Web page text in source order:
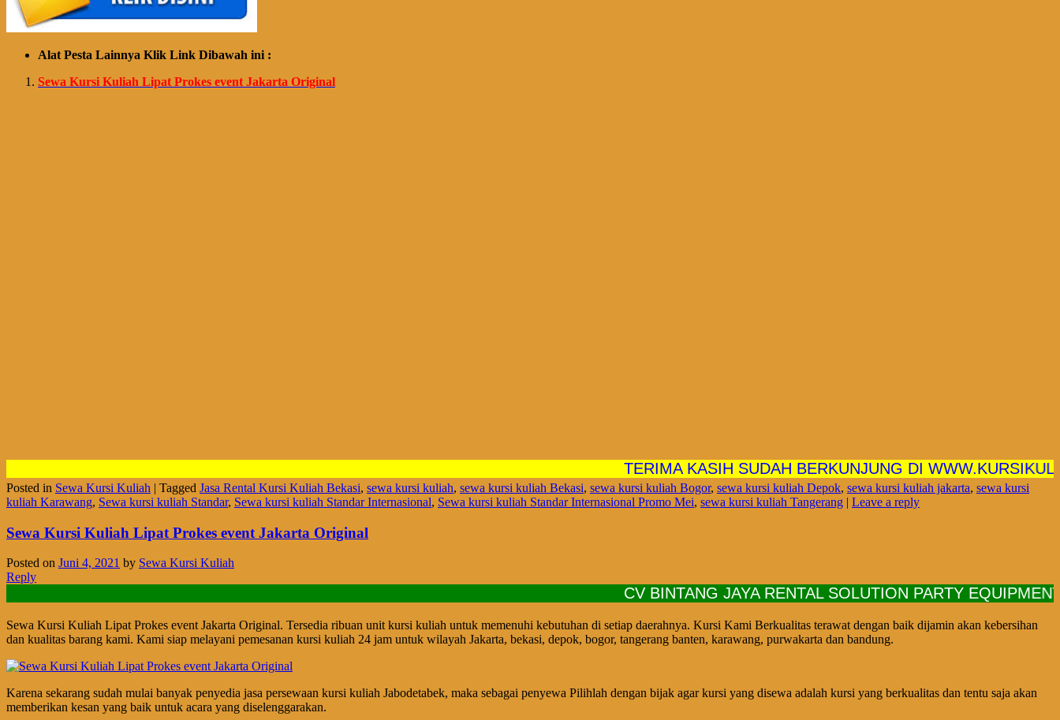
Alat Pesta Lainnya Klik Link Dibawah ini :
Sewa Kursi Kuliah Lipat Prokes event Jakarta Original
TERIMA KASIH SUDAH BERKUNJUNG DI
Posted in Sewa Kursi Kuliah | Tagged Jasa Rental Kursi Kuliah Bekasi, sewa kursi kuliah, sewa kursi kuliah Bekasi, sewa kursi kuliah Bogor, sewa kursi kuliah Depok, sewa kursi kuliah jakarta, sewa kursi
kuliah Karawang, Sewa kursi kuliah Standar, Sewa kursi kuliah Standar Internasional, Sewa kursi kuliah Standar Internasional Promo Mei, sewa kursi kuliah Tangerang | Leave a reply
Sewa Kursi Kuliah Lipat Prokes event Jakarta Original
Posted on Juni 4, 2021 by Sewa Kursi Kuliah
Reply
CV BINTANG JAYA RENTAL SOLUTION PARTY EQUIPMENT
Sewa Kursi Kuliah Lipat Prokes event Jakarta Original. Tersedia ribuan unit kursi kuliah untuk memenuhi kebutuhan di setiap daerahnya. Kursi Kami Berkualitas terawat dengan baik dijamin akan kebersihan
dan kualitas barang kami. Kami siap melayani pemesanan kursi kuliah 24 jam untuk wilayah Jakarta, bekasi, depok, bogor, tangerang banten, karawang, purwakarta dan bandung.
Karena sekarang sudah mulai banyak penyedia jasa persewaan kursi kuliah Jabodetabek, maka sebagai penyewa Pilihlah dengan bijak agar kursi yang disewa adalah kursi yang berkualitas dan tentu saja akan
memberikan kesan yang baik untuk acara yang diselenggarakan.